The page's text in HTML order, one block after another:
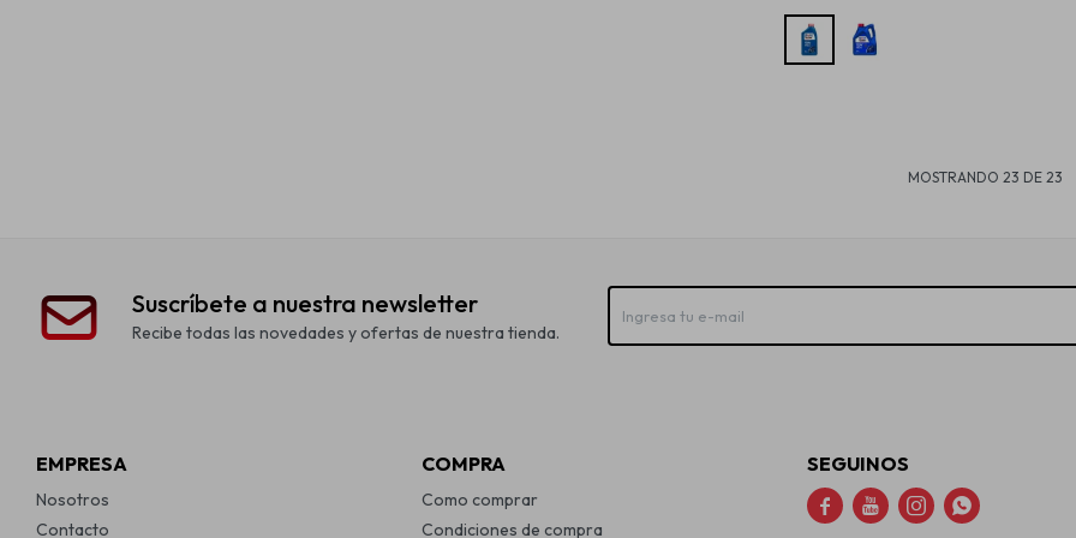
MOSTRANDO 23 DE 23
Suscríbete a nuestra newsletter
Recibe todas las novedades y ofertas de nuestra tienda.
EMPRESA
Nosotros
Contacto
COMPRA
Como comprar
Condiciones de compra
SEGUINOS
   